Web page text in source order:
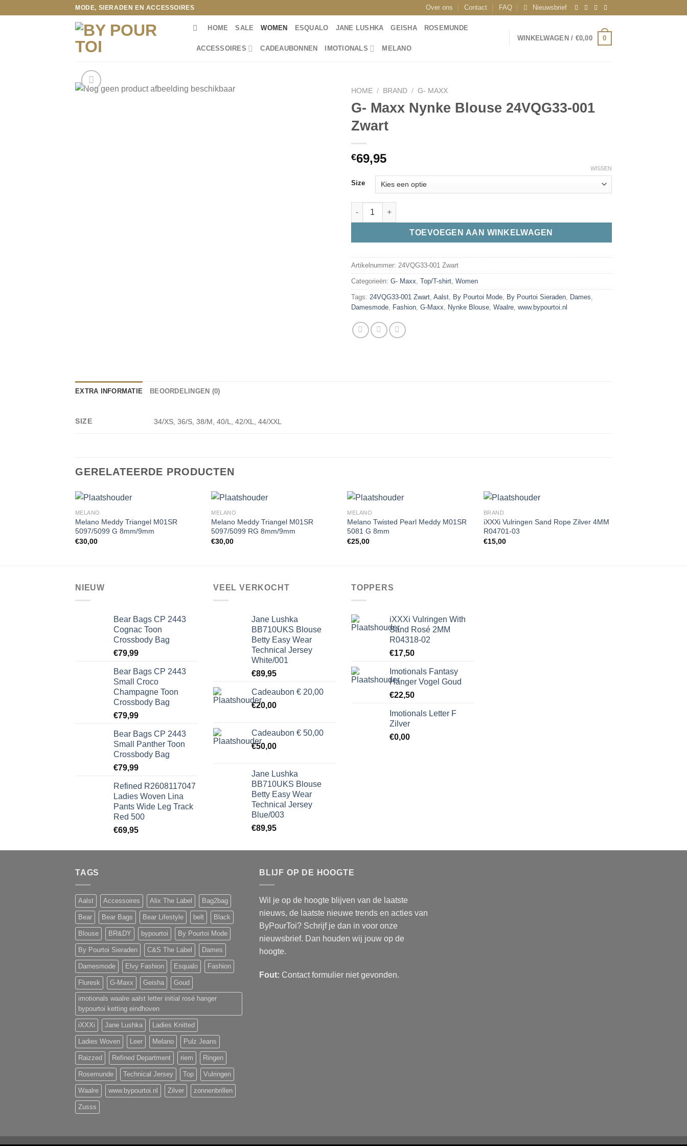
MODE, SIERADEN EN ACCESSOIRES Over ons Contact FAQ Nieuwsbrief
HOME SALE WOMEN ESQUALO JANE LUSHKA GEISHA ROSEMUNDE
ACCESSOIRES CADEAUBONNEN IMOTIONALS MELANO
WINKELWAGEN / €0,00 0
HOME / BRAND / G- MAXX
G- Maxx Nynke Blouse 24VQG33-001
Zwart
€69,95
Size
WISSEN
G- Maxx Nynke Blouse 24VQG33-001 Zwart aantal
TOEVOEGEN AAN WINKELWAGEN
Artikelnummer: 24VQG33-001 Zwart
Categorieën: G- Maxx Top/T-shirt Women
Tags: 24VQG33-001 Zwart Aalst By Pourtoi Mode By Pourtoi Sieraden Dames
Damesmode Fashion G-Maxx Nynke Blouse Waalre www.bypourtoi.nl
EXTRA INFORMATIE BEOORDELINGEN (0)
SIZE 34/XS, 36/S, 38/M, 40/L, 42/XL, 44/XXL
GERELATEERDE PRODUCTEN
MELANO
Melano Meddy Triangel M01SR
5097/5099 G 8mm/9mm
€30,00
MELANO
Melano Meddy Triangel M01SR
5097/5099 RG 8mm/9mm
€30,00
MELANO
Melano Twisted Pearl Meddy M01SR
5081 G 8mm
€25,00
BRAND
iXXXi Vulringen Sand Rope Zilver 4MM
R04701-03
€15,00
NIEUW
Bear Bags CP 2443
Cognac Toon
Crossbody Bag
€79,99
Bear Bags CP 2443
Small Croco
Champagne Toon
Crossbody Bag
€79,99
Bear Bags CP 2443
Small Panther Toon
Crossbody Bag
€79,99
Refined R2608117047
Ladies Woven Lina
Pants Wide Leg Track
Red 500
€69,95
VEEL VERKOCHT
Jane Lushka
BB710UKS Blouse
Betty Easy Wear
Technical Jersey
White/001
€89,95
Cadeaubon € 20,00
€20,00
Cadeaubon € 50,00
€50,00
Jane Lushka
BB710UKS Blouse
Betty Easy Wear
Technical Jersey
Blue/003
€89,95
TOPPERS
iXXXi Vulringen With
Sand Rosé 2MM
R04318-02
€17,50
Imotionals Fantasy
Hanger Vogel Goud
€22,50
Imotionals Letter F
Zilver
€0,00
TAGS
Aalst Accessoires Alix The Label Bag2bag
Bear Bear Bags Bear Lifestyle belt Black
Blouse BR&DY bypourtoi By Pourtoi Mode
By Pourtoi Sieraden C&S The Label Dames
Damesmode Elvy Fashion Esqualo Fashion
Fluresk G-Maxx Geisha Goud
imotionals waalre aalst letter initial rosé hanger
bypourtoi ketting eindhoven
iXXXi Jane Lushka Ladies Knitted
Ladies Woven Leer Melano Pulz Jeans
Raizzed Refined Department riem Ringen
Rosemunde Technical Jersey Top Vulringen
Waalre www.bypourtoi.nl Zilver zonnenbrillen
Zusss
BLIJF OP DE HOOGTE
Wil je op de hoogte blijven van de laatste
nieuws, de laatste nieuwe trends en acties van
ByPourToi? Schrijf je dan in voor onze
nieuwsbrief. Dan houden wij jouw op de
hoogte.
Fout: Contact formulier niet gevonden.